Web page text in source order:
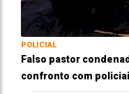
POLICIAL
Falso pastor
confronto com